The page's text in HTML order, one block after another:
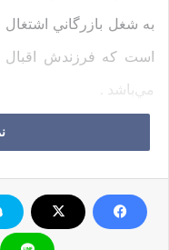
به شغل بازرگاني
است كه فرزندش اقبال
مي‌باشد .
وی در 6 سالگي
وارد مدرسة ابتدايي شد
به اسكاچ مشن كالج
اقبال جلوه‌گر مي‌شود .